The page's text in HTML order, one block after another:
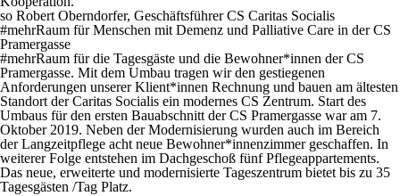
so Robert Oberndorfer, Geschäftsführer CS Caritas Socialis
#mehrRaum für Menschen mit Demenz und Palliative Care in der CS
Pramergasse
#mehrRaum für die Tagesgäste und die Bewohner*innen der CS
Pramergasse. Mit dem Umbau tragen wir den gestiegenen
Anforderungen unserer Klient*innen Rechnung und bauen am ältesten
Standort der Caritas Socialis ein modernes CS Zentrum. Start des
Umbaus für den ersten Bauabschnitt der CS Pramergasse war am 7.
Oktober 2019. Neben der Modernisierung wurden auch im Bereich
der Langzeitpflege acht neue Bewohner*innenzimmer geschaffen. In
weiterer Folge entstehen im Dachgeschoß fünf Pflegeappartements.
Das neue, erweiterte und modernisierte Tageszentrum bietet bis zu 35
Tagesgästen /Tag Platz.